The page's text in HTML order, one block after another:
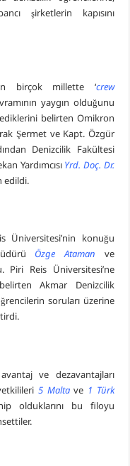
şirketlerin kapısını
birçok millette ‘crew
yaygın olduğunu
belirten Omikron
Şermet ve Kapt. Özgür
Denizcilik Fakültesi
YardımcısıYrd. Doç. Dr.
edildi.
konuğu
Özge Ataman ve
Reis Üniversitesi’ne
Akmar Denizcilik
soruları üzerine
ve dezavantajları
5 Malta ve 1 Türk
olduklarını bu filoyu